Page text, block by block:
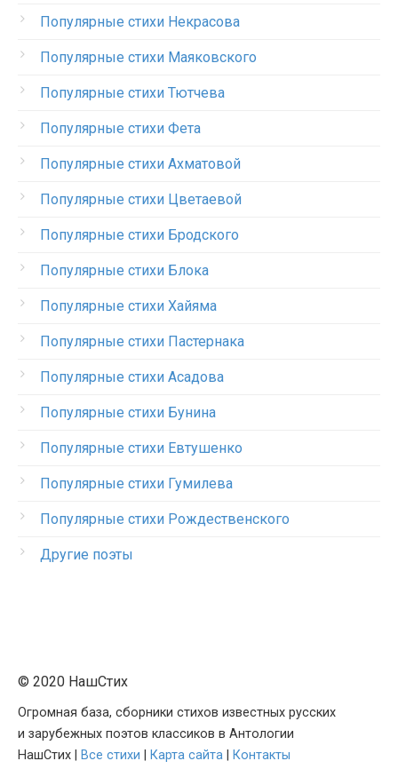
Популярные стихи Некрасова
Популярные стихи Маяковского
Популярные стихи Тютчева
Популярные стихи Фета
Популярные стихи Ахматовой
Популярные стихи Цветаевой
Популярные стихи Бродского
Популярные стихи Блока
Популярные стихи Хайяма
Популярные стихи Пастернака
Популярные стихи Асадова
Популярные стихи Бунина
Популярные стихи Евтушенко
Популярные стихи Гумилева
Популярные стихи Рождественского
Другие поэты
© 2020 НашСтих
Огромная база, сборники стихов известных русских
и зарубежных поэтов классиков в Антологии
НашСтих |
Все стихи Карта сайта Контакты